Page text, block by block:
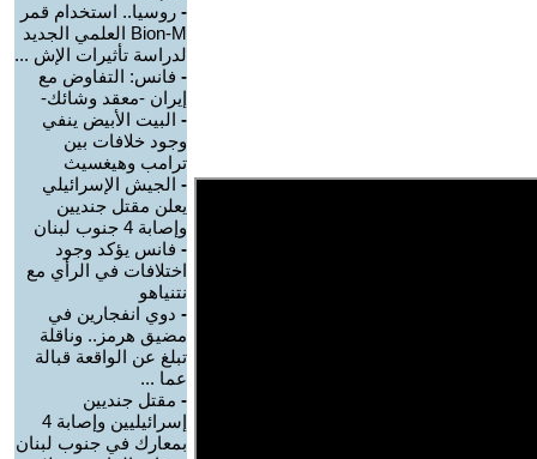
- روسيا.. استخدام قمر
Bion-M العلمي الجديد
لدراسة تأثيرات الإش ...
- فانس: التفاوض مع
إيران -معقد وشائك-
- البيت الأبيض ينفي
وجود خلافات بين
ترامب وهيغسيث
- الجيش الإسرائيلي
يعلن مقتل جنديين
وإصابة 4 جنوب لبنان
- فانس يؤكد وجود
اختلافات في الرأي مع
نتنياهو
- دوي انفجارين في
مضيق هرمز.. وناقلة
تبلغ عن الواقعة قبالة
عما ...
- مقتل جنديين
إسرائيليين وإصابة 4
بمعارك في جنوب لبنان